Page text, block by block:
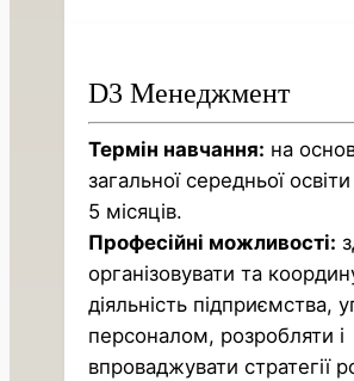
D3 Менеджмент
Термін навчання: на
загальної середньої
5 місяців.
Професійні можливості:
організовувати та
діяльність підприємства,
персоналом, розробляти і
впроваджувати стратегії